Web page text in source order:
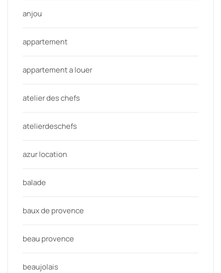
anjou
appartement
appartement a louer
atelier des chefs
atelierdeschefs
azur location
balade
baux de provence
beau provence
beaujolais